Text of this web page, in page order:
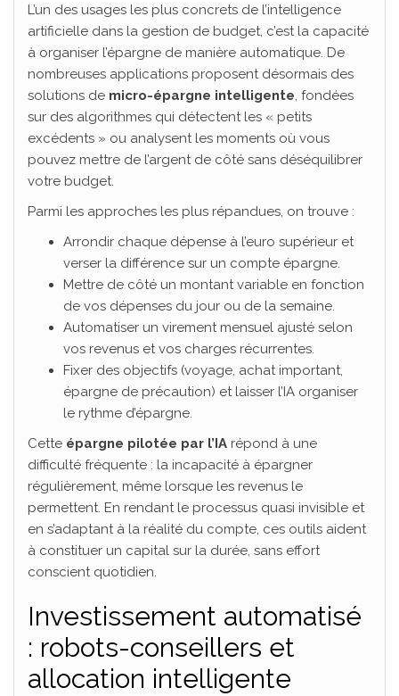
L’un des usages les plus concrets de l’intelligence
artificielle dans la gestion de budget, c’est la capacité
à organiser l’épargne de manière automatique. De
nombreuses applications proposent désormais des
solutions de micro-épargne intelligente, fondées
sur des algorithmes qui détectent les « petits
excédents » ou analysent les moments où vous
pouvez mettre de l’argent de côté sans déséquilibrer
votre budget.
Parmi les approches les plus répandues, on trouve :
Arrondir chaque dépense à l’euro supérieur et
verser la différence sur un compte épargne.
Mettre de côté un montant variable en fonction
de vos dépenses du jour ou de la semaine.
Automatiser un virement mensuel ajusté selon
vos revenus et vos charges récurrentes.
Fixer des objectifs (voyage, achat important,
épargne de précaution) et laisser l’IA organiser
le rythme d’épargne.
Cette épargne pilotée par l’IA répond à une
difficulté fréquente : la incapacité à épargner
régulièrement, même lorsque les revenus le
permettent. En rendant le processus quasi invisible et
en s’adaptant à la réalité du compte, ces outils aident
à constituer un capital sur la durée, sans effort
conscient quotidien.
Investissement automatisé
: robots-conseillers et
allocation intelligente